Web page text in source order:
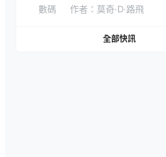
數碼 作者： 莫奇·D·路飛
全部快訊